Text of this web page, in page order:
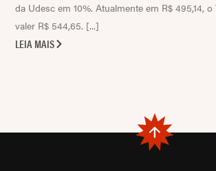
da Udesc em 10%. Atualmente em R$ 495,14,
valer R$ 544,65. [...]
LEIA MAIS